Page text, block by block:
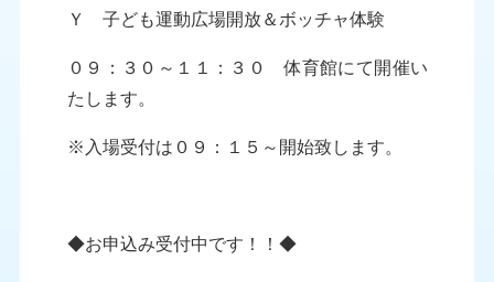
Ｙ 子ども運動広場開放＆ボッチャ体験
０９：３０～１１：３０ 体育館にて開催い
たします。
※入場受付は０９：１５～開始致します。
◆お申込み受付中です！！◆